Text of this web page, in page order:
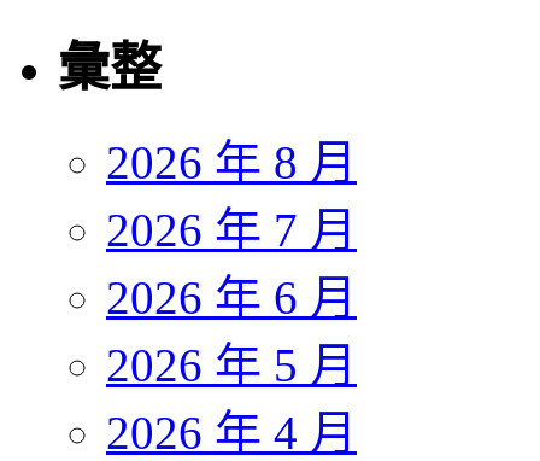
彙整
2026 年 8 月
2026 年 7 月
2026 年 6 月
2026 年 5 月
2026 年 4 月